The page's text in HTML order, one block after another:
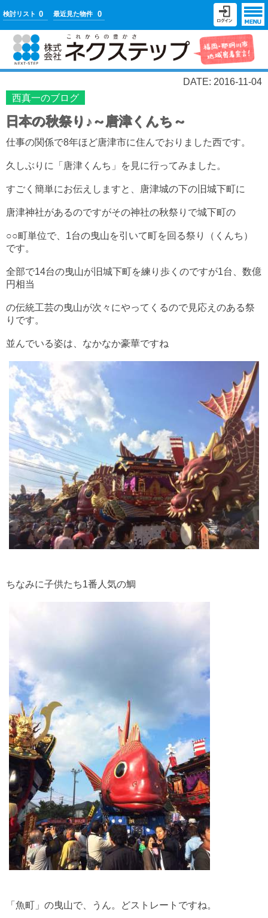
検討リスト 0 最近見た物件 0
DATE: 2016-11-04
西真一のブログ
日本の秋祭り♪～唐津くんち～
仕事の関係で8年ほど唐津市に住んでおりました西です。
久しぶりに「唐津くんち」を見に行ってみました。
すごく簡単にお伝えしますと、唐津城の下の旧城下町に
唐津神社があるのですがその神社の秋祭りで城下町の
○○町単位で、1台の曳山を引いて町を回る祭り（くんち）
です。
全部で14台の曳山が旧城下町を練り歩くのですが1台、数億
円相当
の伝統工芸の曳山が次々にやってくるので見応えのある祭
りです。
並んでいる姿は、なかなか豪華ですね
ちなみに子供たち1番人気の鯛
「魚町」の曳山で、うん。どストレートですね。